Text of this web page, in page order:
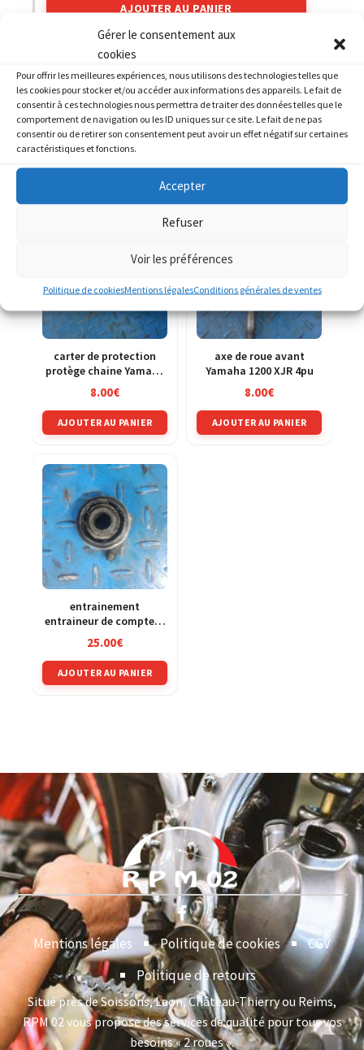
Gérer le consentement aux
cookies
Pour offrir les meilleures expériences, nous utilisons des technologies telles que
les cookies pour stocker et/ou accéder aux informations des appareils. Le fait de
consentir à ces technologies nous permettra de traiter des données telles que le
comportement de navigation ou les ID uniques sur ce site. Le fait de ne pas
consentir ou de retirer son consentement peut avoir un effet négatif sur certaines
caractéristiques et fonctions.
Accepter
Refuser
Voir les préférences
Politique de cookiesMentions légalesConditions générales de ventes
AJOUTER AU PANIER
PRODUITS SIMILAIRES
carter de protection
protège chaine Yamaha
1200 XJR 4pu
8.00€
AJOUTER AU PANIER
axe de roue avant
Yamaha 1200 XJR 4pu
8.00€
AJOUTER AU PANIER
entrainement
entraineur de compteur
de vitesse Yamaha 1200
XJR 4pu
25.00€
AJOUTER AU PANIER
Mentions légales Politique de cookies
CGV
Politique de retours
Situé près de Soissons, Laon, Château-Thierry ou Reims,
RPM 02 vous propose des services de qualité pour tous vos
besoins « 2 roues ».